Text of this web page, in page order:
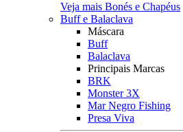
Veja mais Bonés e Chapéus
Buff e Balaclava
Máscara
Buff
Balaclava
Principais Marcas
BRK
Monster 3X
Mar Negro Fishing
Presa Viva